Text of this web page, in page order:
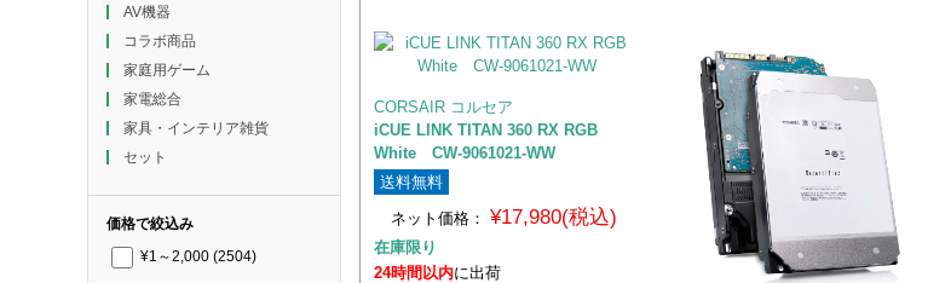
AV機器
コラボ商品
家庭用ゲーム
家電総合
家具・インテリア雑貨
セット
価格で絞込み
¥1～2,000 (2504)
CORSAIR コルセア
iCUE LINK TITAN 360 RX RGB
White CW-9061021-WW
送料無料
ネット価格：
¥17,980(税込)
在庫限り
24時間以内に出荷